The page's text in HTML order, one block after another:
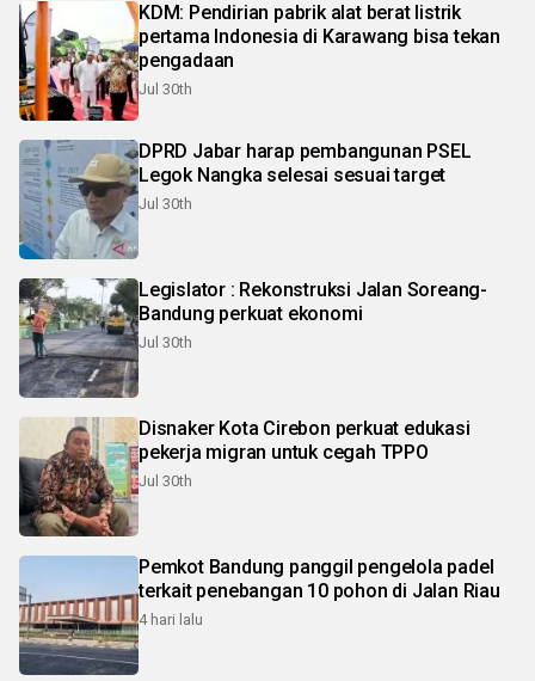
KDM: Pendirian pabrik alat berat listrik
pertama Indonesia di Karawang bisa tekan
pengadaan
Jul 30th
DPRD Jabar harap pembangunan PSEL
Legok Nangka selesai sesuai target
Jul 30th
Legislator : Rekonstruksi Jalan Soreang-
Bandung perkuat ekonomi
Jul 30th
Disnaker Kota Cirebon perkuat edukasi
pekerja migran untuk cegah TPPO
Jul 30th
Pemkot Bandung panggil pengelola padel
terkait penebangan 10 pohon di Jalan Riau
4 hari lalu